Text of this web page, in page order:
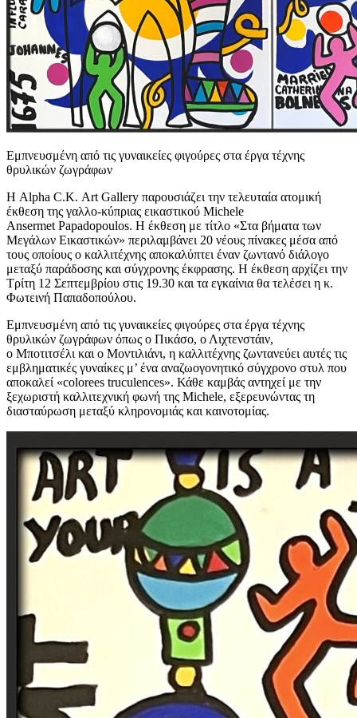
Εμπνευσμένη από τις γυναικείες φιγούρες στα έργα τέχνης
θρυλικών ζωγράφων
Η Alpha C.K. Art Gallery παρουσιάζει την τελευταία ατομική
έκθεση της γαλλο-κύπριας εικαστικού Michele
Ansermet Papadopoulos. Η έκθεση με τίτλο «Στα βήματα των
Μεγάλων Εικαστικών» περιλαμβάνει 20 νέους πίνακες μέσα από
τους οποίους ο καλλιτέχνης αποκαλύπτει έναν ζωντανό διάλογο
μεταξύ παράδοσης και σύγχρονης έκφρασης. Η έκθεση αρχίζει την
Τρίτη 12 Σεπτεμβρίου στις 19.30 και τα εγκαίνια θα τελέσει η κ.
Φωτεινή Παπαδοπούλου.
Εμπνευσμένη από τις γυναικείες φιγούρες στα έργα τέχνης
θρυλικών ζωγράφων όπως ο Πικάσο, ο Λιχτενστάιν,
ο Μποτιτσέλι και ο Μοντιλιάνι, η καλλιτέχνης ζωντανεύει αυτές τις
εμβληματικές γυναίκες μ’ ένα αναζωογονητικό σύγχρονο στυλ που
αποκαλεί «colorees truculences». Κάθε καμβάς αντηχεί με την
ξεχωριστή καλλιτεχνική φωνή της Michele, εξερευνώντας τη
διασταύρωση μεταξύ κληρονομιάς και καινοτομίας.